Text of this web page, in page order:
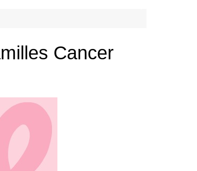
Cancer